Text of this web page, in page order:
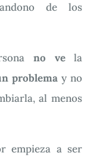
de los
no vela
problemay no
al menos
empieza a ser